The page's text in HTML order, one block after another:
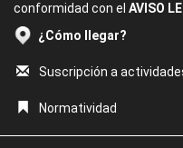
conformidad con el AVISO
¿Cómo llegar?
Suscripción a
Normatividad